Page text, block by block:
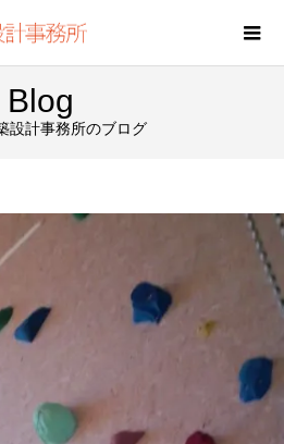
Blog
設計事務所のブログ